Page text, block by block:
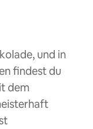
und in
findest du
dem